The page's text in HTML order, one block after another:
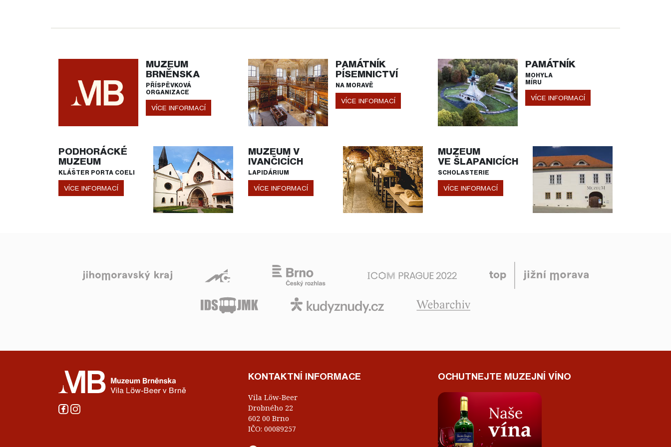
MUZEUM
BRNĚNSKA
PŘÍSPĚVKOVÁ
ORGANIZACE
VÍCE INFORMACÍ
PAMÁTNÍK
PÍSEMNICTVÍ
NA MORAVĚ
VÍCE INFORMACÍ
PAMÁTNÍK
MOHYLA
MÍRU
VÍCE INFORMACÍ
PODHORÁCKÉ
MUZEUM
KLÁŠTER PORTA COELI
VÍCE INFORMACÍ
MUZEUM V
IVANČICÍCH
LAPIDÁRIUM
VÍCE INFORMACÍ
MUZEUM
VE ŠLAPANICÍCH
SCHOLASTERIE
VÍCE INFORMACÍ
KONTAKTNÍ INFORMACE
Vila Löw-Beer
Drobného 22
602 00 Brno
IČO: 00089257
OCHUTNEJTE MUZEJNÍ VÍNO